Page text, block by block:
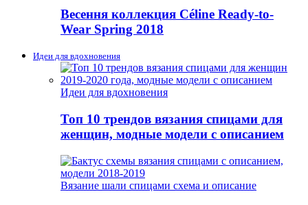
Весення коллекция Céline Ready-to-
Wear Spring 2018
Идеи для вдохновения
Идеи для вдохновения
Топ 10 трендов вязания спицами для
женщин, модные модели с описанием
Вязание шали спицами схема и описание